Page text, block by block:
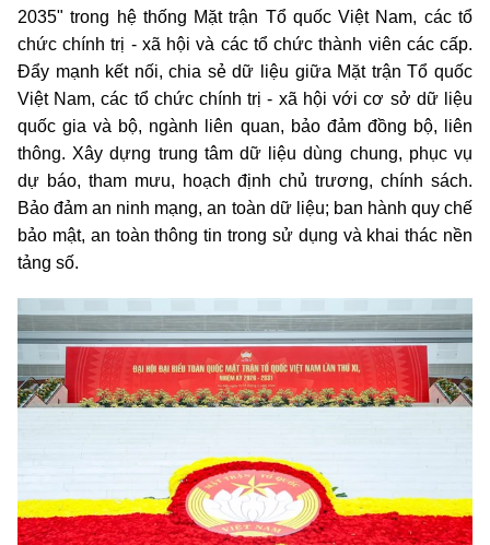
2035" trong hệ thống Mặt trận Tổ quốc Việt Nam, các tổ
chức chính trị - xã hội và các tổ chức thành viên các cấp.
Đẩy mạnh kết nối, chia sẻ dữ liệu giữa Mặt trận Tổ quốc
Việt Nam, các tổ chức chính trị - xã hội với cơ sở dữ liệu
quốc gia và bộ, ngành liên quan, bảo đảm đồng bộ, liên
thông. Xây dựng trung tâm dữ liệu dùng chung, phục vụ
dự báo, tham mưu, hoạch định chủ trương, chính sách.
Bảo đảm an ninh mạng, an toàn dữ liệu; ban hành quy chế
bảo mật, an toàn thông tin trong sử dụng và khai thác nền
tảng số.